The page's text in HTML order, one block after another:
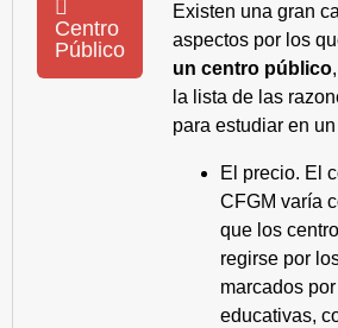
Centro
Público
Existen una gran
aspectos por los
un centro público
la lista de las
para estudiar en
El precio. El
CFGM varía
que los
regirse por
marcados
educativas,